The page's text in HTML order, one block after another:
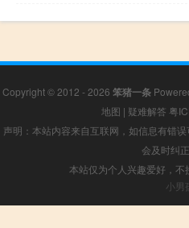
Copyright © 2012 - 2026 笨猪一条
地图 | 疑难解答 粤
声明：本站内容来自互联网，如信息有错
会及时纠
本站仅为个人兴趣爱好，
小男